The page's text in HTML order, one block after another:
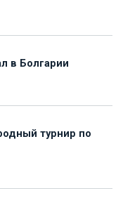
в Болгарии
турнир по